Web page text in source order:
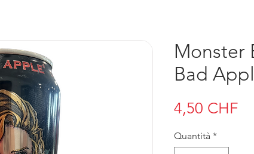
Monster
Bad
4,50 CHF
Quantità *